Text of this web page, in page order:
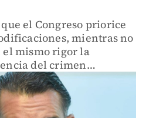
el Congreso priorice
mientras no
el mismo rigor la
del crimen
campañas electorales.